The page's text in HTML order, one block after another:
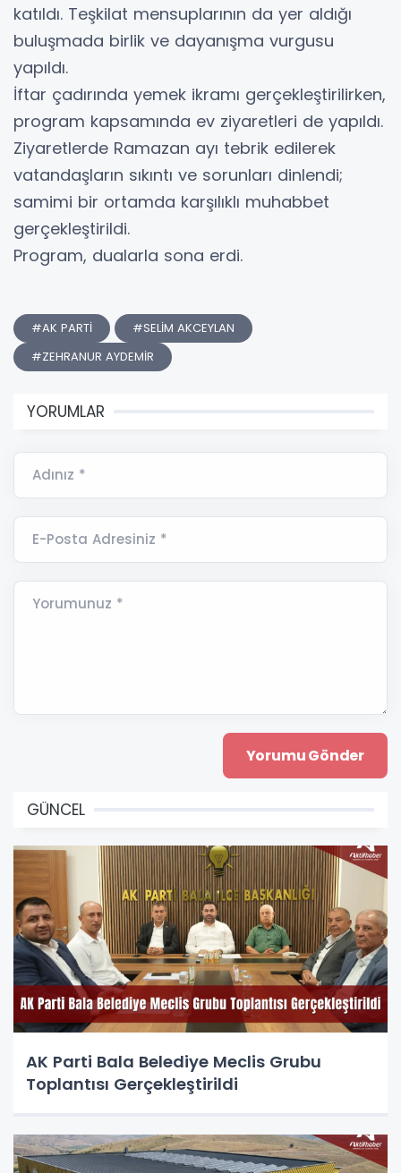
katıldı. Teşkilat mensuplarının da yer aldığı
buluşmada birlik ve dayanışma vurgusu
yapıldı.
İftar çadırında yemek ikramı gerçekleştirilirken,
program kapsamında ev ziyaretleri de yapıldı.
Ziyaretlerde Ramazan ayı tebrik edilerek
vatandaşların sıkıntı ve sorunları dinlendi;
samimi bir ortamda karşılıklı muhabbet
gerçekleştirildi.
Program, dualarla sona erdi.
#AK PARTİ
#SELİM AKCEYLAN
#ZEHRANUR AYDEMİR
YORUMLAR
Adınız *
E-Posta Adresiniz *
Yorumunuz *
GÜNCEL
AK Parti Bala Belediye Meclis Grubu
Toplantısı Gerçekleştirildi